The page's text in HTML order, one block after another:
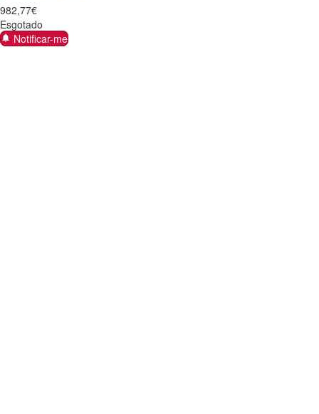
982,77€
Esgotado
Notificar-me